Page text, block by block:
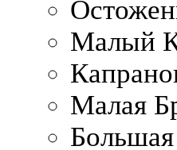
Малый
Малая